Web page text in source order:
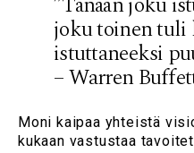
joku toinen tuli
istuttaneeksi
– Warren
Moni kaipaa yhteistä
kukaan vastustaa